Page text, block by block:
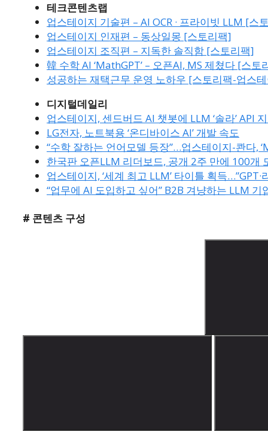
테크콘텐츠랩
업스테이지 기술편 – AI OCR · 프라이빗 LLM [스
업스테이지 인재편 – 동상일몽 [스토리팩]
업스테이지 조직편 – 지독한 솔직함 [스토리팩]
韓 수학 AI ‘MathGPT’ – 오픈AI, MS 제쳤다 [스
성공하는 재택근무 운영 노하우 [스토리팩-업스
디지털데일리
업스테이지, 센드버드 AI 챗봇에 LLM ‘솔라’ API
LG전자, 노트북용 ‘온디바이스 AI’ 개발 속도
“수학 잘하는 언어모델 등장”…업스테이지-콴다,
한국판 오픈LLM 리더보드, 공개 2주 만에 100개
업스테이지, ‘세계 최고 LLM’ 타이틀 획득…”GPT·
“업무에 AI 도입하고 싶어” B2B 겨냥하는 LLM 기
# 콘텐츠 구성